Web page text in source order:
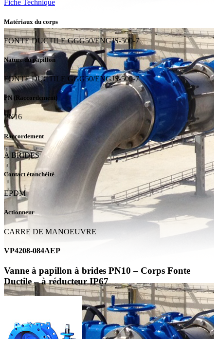
Fiche Technique
Matériaux du corps
FONTE DUCTILE GGG50/ENGJS-500-7
Nature du papillon
FONTE DUCTILE GGG50/ENGJS-500-7
PN (Raccordement)
PN16
Raccordement
A BRIDES
Contact étanchéité
EPDM
Actionneur
CARRE DE MANOEUVRE
VP4208-084AEP
Vanne à papillon à brides PN10 – Corps Fonte
Ductile – à réducteur IP67